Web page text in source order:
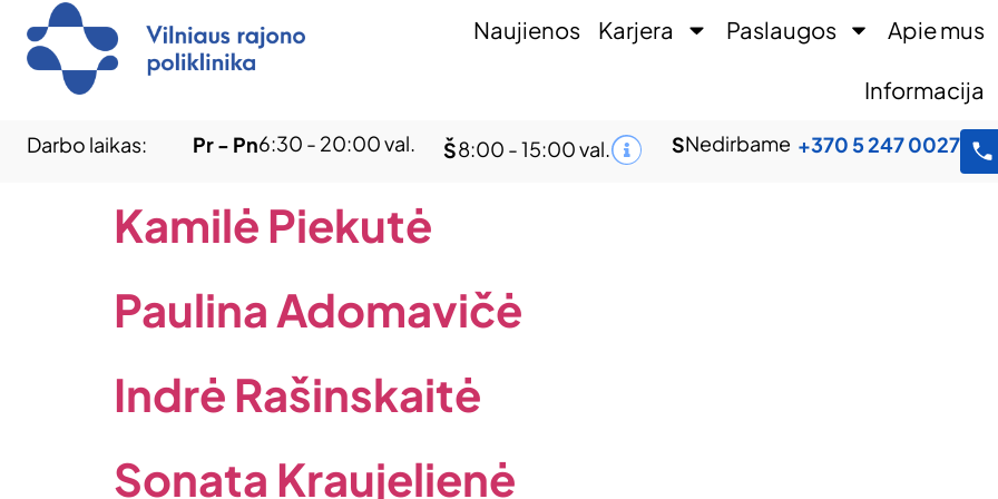
Naujienos Karjera Paslaugos Apie mus
Informacija
Darbo laikas: Pr - Pn6:30 - 20:00 val. Š8:00 - 15:00 val. SNedirbame +370 5 247 0027
Kamilė Piekutė
Paulina Adomavičė
Indrė Rašinskaitė
Sonata Kraujelienė